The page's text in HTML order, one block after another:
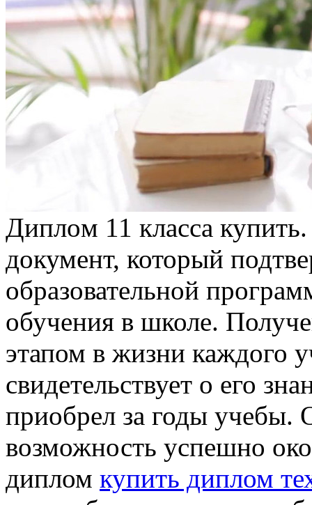
Диплoм 11 клaссa
документ, который
образовательной
обучения в школе.
этапом в жизни каждого
свидетельствует о его
приобрел за годы учебы.
возможность успешно
диплом купить диплом